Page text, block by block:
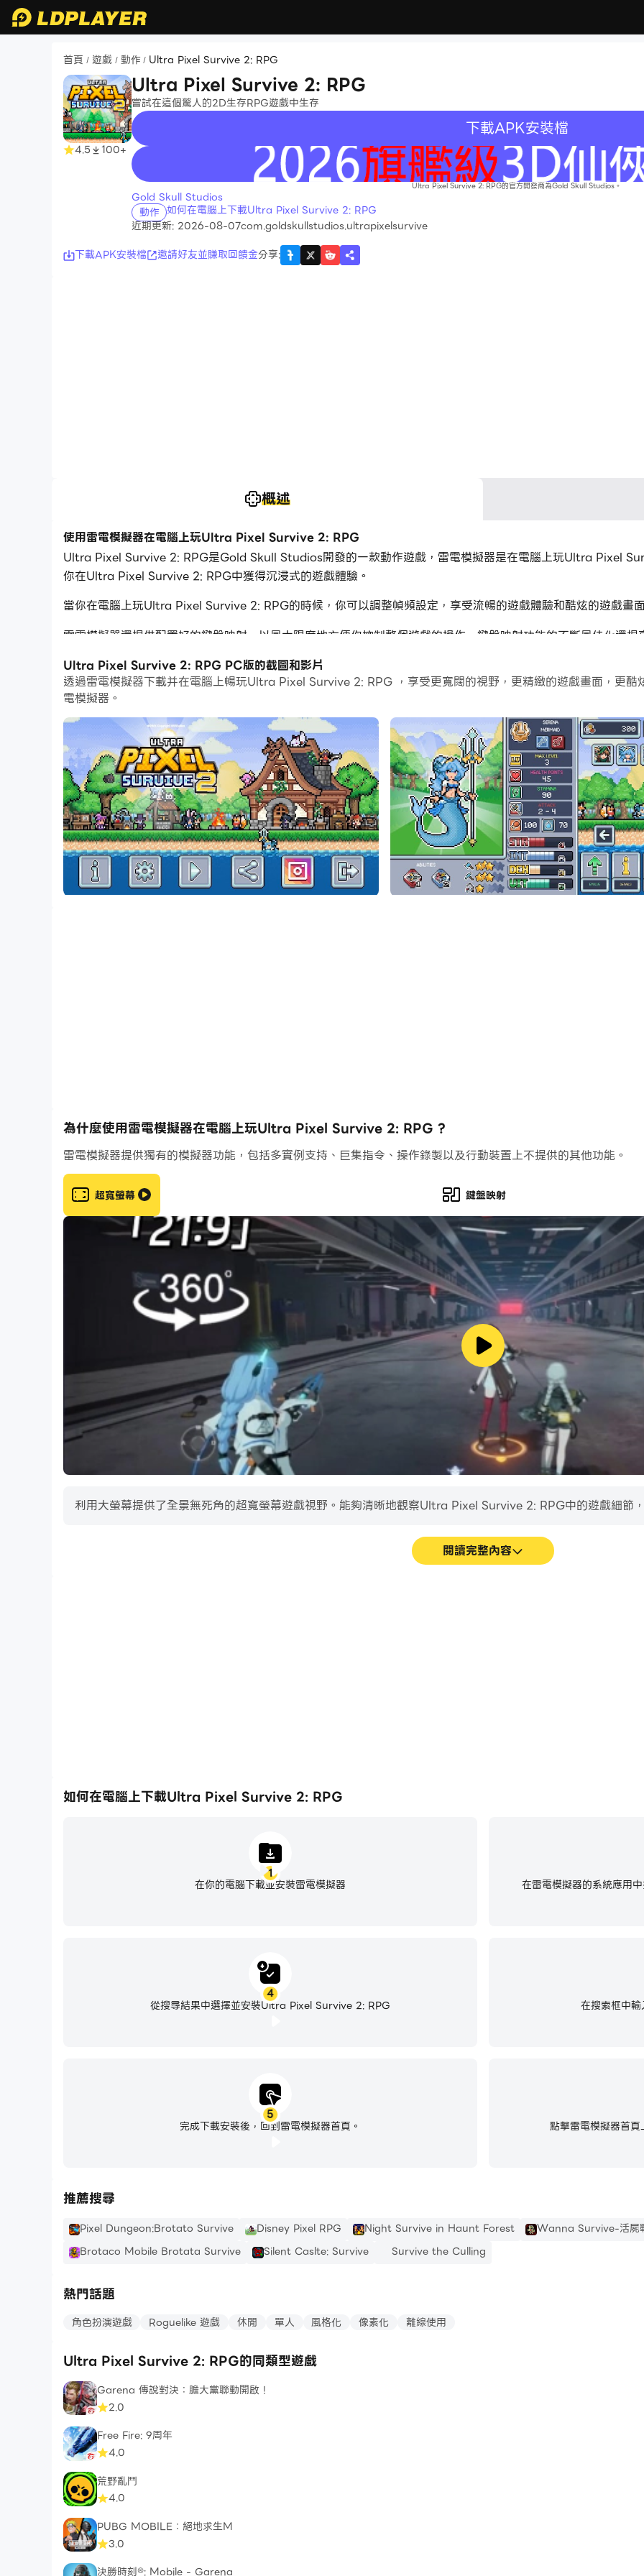
首頁 / 遊戲 / 動作 / Ultra Pixel Survive 2: RPG
4.5 100+
Ultra Pixel Survive 2: RPG
嘗試在這個驚人的2D生存RPG遊戲中生存
下載APK安裝檔
recommend
Ultra Pixel Survive 2: RPG的官方開發商為Gold Skull Studios。
Gold Skull Studios
動作 如何在電腦上下載Ultra Pixel Survive 2: RPG
近期更新: 2026-08-07com.goldskullstudios.ultrapixelsurvive
下載APK安裝檔
邀請好友並賺取回饋金分享:
概述
使用雷電模擬器在電腦上玩Ultra Pixel Survive 2: RPG
Ultra Pixel Survive 2: RPG是Gold Skull Studios開發的一款動作遊戲，雷電模擬器是在電腦上玩Ultra Pixel
你在Ultra Pixel Survive 2: RPG中獲得沉浸式的遊戲體驗。
當你在電腦上玩Ultra Pixel Survive 2: RPG的時候，你可以調整幀頻設定，享受流暢的遊戲體驗和酷炫的遊戲畫
雷電模擬器還提供配置好的鍵盤映射，以最大限度地方便你控制整個遊戲的操作。鍵盤映射功能的不斷最佳化還
戲體驗，雷電模擬器還為你配置了特殊的按鈕，如射擊按鈕、隱藏滑鼠按鈕、連續按鍵等。
如果你想用遊戲手把玩遊戲，自動啟用的遊戲手把檢測可以幫助你在幾個簡單的點擊中自訂控制，自由移動你的
Survive 2: RPG吧！
在這款融合了動作角色扮演和生存的精彩遊戲中，盡可能地生存下去
建造路障、熔爐和鐵砧來升級你的武器，收集木材、石頭和礦石等資源，進化你最喜歡的英雄！
厭倦了螢幕上充滿廣告的糟糕遊戲？你的問題已經結束了！
在《Ultra Pixel Survive》中，您會玩得很開心，而且您的體驗不會受到不便的廣告的阻礙！
只有當你想要寶石時你才會看廣告。
《Ultra Pixel Survival》是在眾多糟糕且投機取巧的手機遊戲中精心開發的創新產品。
Ultra Pixel Survive 2: RPG PC版的截圖和影片
透過雷電模擬器下載并在電腦上暢玩Ultra Pixel Survive 2: RPG ，享受更寬闊的視野，更精緻的遊戲畫面，更酷
電模擬器。
為什麼使用雷電模擬器在電腦上玩Ultra Pixel Survive 2: RPG ?
雷電模擬器提供獨有的模擬器功能，包括多實例支持、巨集指令、操作錄製以及行動裝置上不提供的其他功能。
超寬螢幕 鍵盤映射
利用大螢幕提供了全景無死角的超寬螢幕遊戲視野。能夠清晰地觀察Ultra Pixel Survive 2: RPG中的遊戲細節
閱讀完整內容
如何在電腦上下載Ultra Pixel Survive 2: RPG
1
在你的電腦下載並安裝雷電模擬器 在雷電模擬器的系統應用
在搜索框中
4
從搜尋結果中選擇並安裝Ultra Pixel Survive 2: RPG
5
完成下載安裝後，回到雷電模擬器首頁。 點擊雷電模擬器首
推薦搜尋
Pixel Dungeon:Brotato Survive Disney Pixel RPG Night Survive in Haunt Forest
Wanna Survive-活屍
Brotaco Mobile Brotata Survive
Silent Caslte: Survive Survive the Culling
熱門話題
角色扮演遊戲 Roguelike 遊戲 休閒 單人 風格化 像素化 離線使用
Ultra Pixel Survive 2: RPG的同類型遊戲
Garena 傳說對決：膽大黨聯動開啟！
2.0
Free Fire: 9周年
4.0
荒野亂鬥
4.0
PUBG MOBILE：絕地求生M
3.0
決勝時刻®: Mobile - Garena